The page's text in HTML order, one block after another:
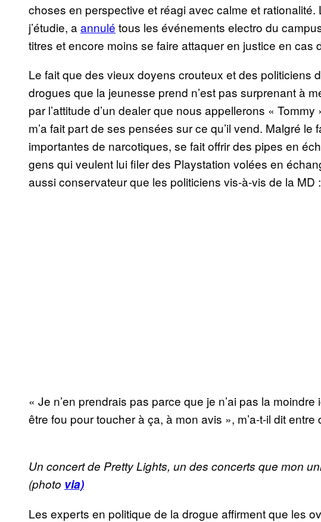
choses en perspective et réagi avec calme et rationalité.
j’étudie, a annulé tous les événements electro du
titres et encore moins se faire attaquer en justice en cas
Le fait que des vieux doyens crouteux et des politiciens
drogues que la jeunesse prend n’est pas surprenant à
par l’attitude d’un dealer que nous appellerons «
m’a fait part de ses pensées sur ce qu’il vend. Malgré le
importantes de narcotiques, se fait offrir des pipes en
gens qui veulent lui filer des Playstation volées en
aussi conservateur que les politiciens vis-à-vis de la MD :
« Je n’en prendrais pas parce que je n’ai pas la moindre
être fou pour toucher à ça, à mon avis », m’a-t-il dit
Un concert de Pretty Lights, un des concerts que mon
(photo via)
Les experts en politique de la drogue affirment que les